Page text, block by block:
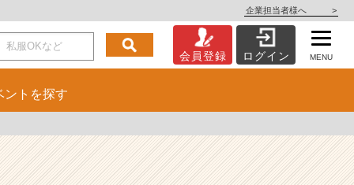
企業担当者様へ >
会員登録 ログイン MENU
ント を探す